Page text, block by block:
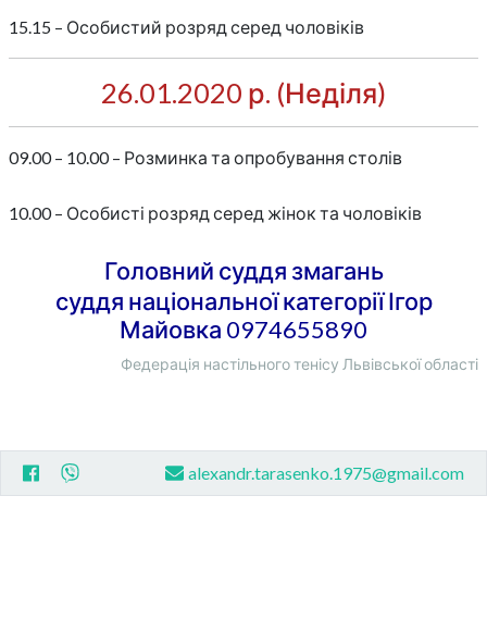
15.15 – Особистий розряд серед чоловіків
26.01.2020 р. (Неділя)
09.00 – 10.00 – Розминка та опробування столів
10.00 – Особисті розряд серед жінок та чоловіків
Головний суддя змагань
суддя національної категорії Ігор
Майовка 0974655890
Федерація настільного тенісу Львівської області
alexandr.tarasenko.1975@gmail.com